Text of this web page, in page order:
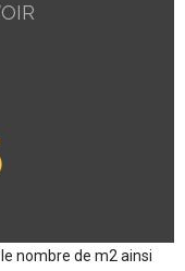
nombre de m2 ainsi